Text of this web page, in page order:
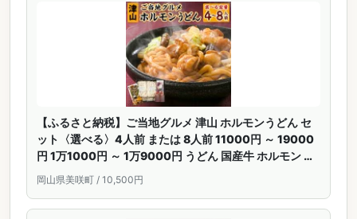
【ふるさと納税】ご当地グルメ 津山 ホルモンうどん セ
ット〈選べる〉4人前 または 8人前 11000円 ～ 19000
円 1万1000円 ～ 1万9000円 うどん 国産牛 ホルモン 牛
ホルモン 肉 お肉 タレ付き 甘辛 冷凍 レシピ付き お取り
寄せ グルメ 岡山県 美咲町 送料無料
岡山県美咲町 / 10,500円